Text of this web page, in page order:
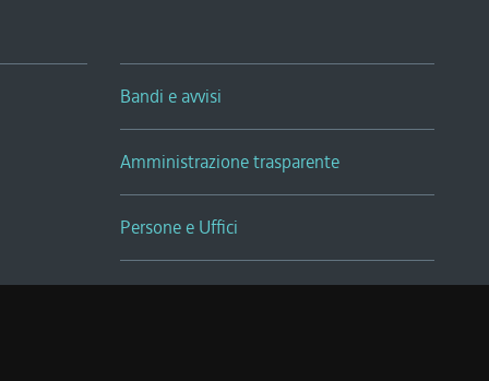
Bandi e avvisi
Amministrazione trasparente
Persone e Uffici
Sala Tiziano Tessitori